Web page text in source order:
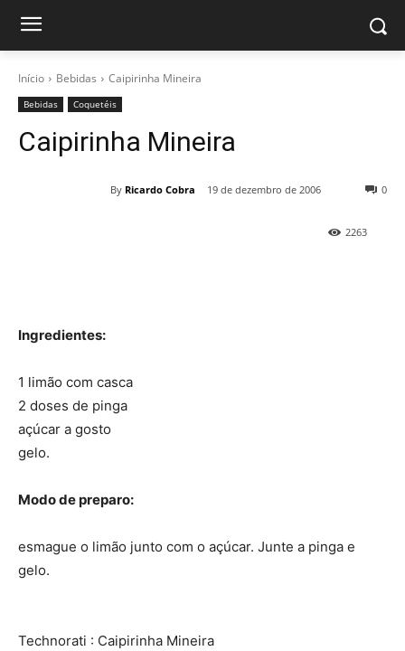
Início Bebidas Caipirinha Mineira
Bebidas Coquetéis
Caipirinha Mineira
By Ricardo Cobra 19 de dezembro de 2006 0
2263
Ingredientes:
1 limão com casca
2 doses de pinga
açúcar a gosto
gelo.
Modo de preparo:
esmague o limão junto com o açúcar. Junte a pinga e
gelo.
Technorati : Caipirinha Mineira